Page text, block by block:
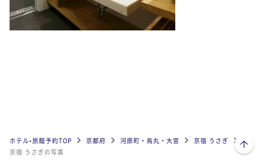
ホテル•旅館予約TOP 京都府 河原町・烏丸・大宮
京宿 うさぎ
京宿 うさぎの写真
ページトップへ